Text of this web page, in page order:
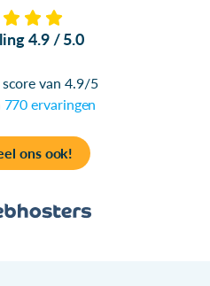
4.9 / 5.0
van 4.9/5
770 ervaringen
ons ook!